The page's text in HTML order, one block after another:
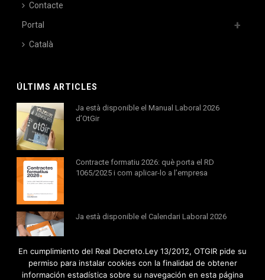
Contacte
Portal
Català
ÚLTIMS ARTICLES
Ja està disponible el Manual Laboral 2026
d’OtGir
Contracte formatiu 2026: què porta el RD
1065/2025 i com aplicar-lo a l’empresa
Ja està disponible el Calendari Laboral 2026
En cumplimiento del Real Decreto.Ley 13/2012, OTGIR pide su
permiso para instalar cookies con la finalidad de obtener
información estadística sobre su navegación en esta página